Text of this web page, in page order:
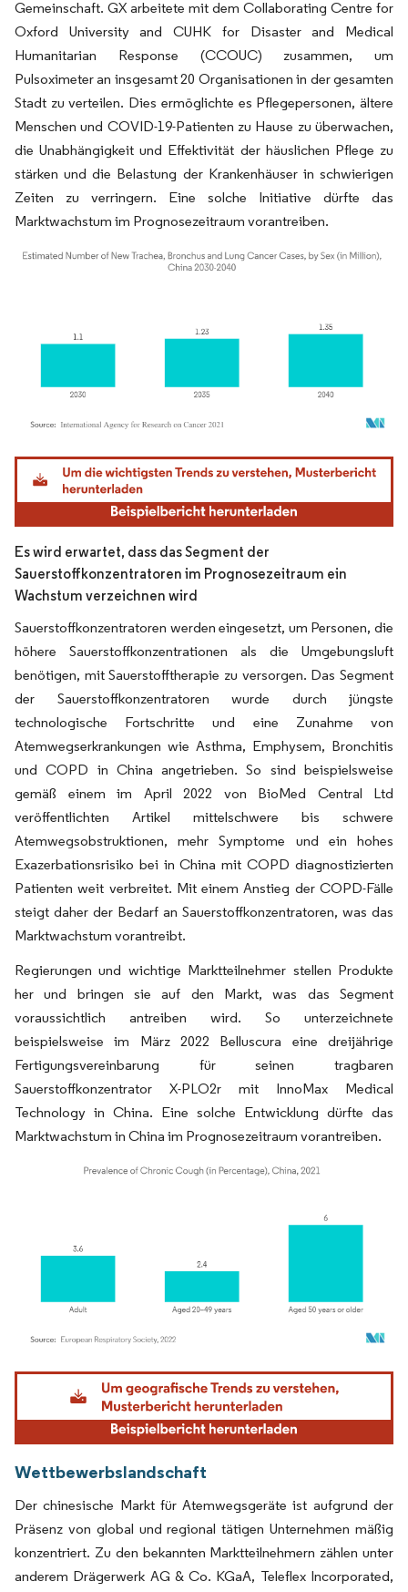
Gemeinschaft. GX arbeitete mit dem Collaborating Centre for
Oxford University and CUHK for Disaster and Medical
Humanitarian Response (CCOUC) zusammen, um
Pulsoximeter an insgesamt 20 Organisationen in der gesamten
Stadt zu verteilen. Dies ermöglichte es Pflegepersonen, ältere
Menschen und COVID-19-Patienten zu Hause zu überwachen,
die Unabhängigkeit und Effektivität der häuslichen Pflege zu
stärken und die Belastung der Krankenhäuser in schwierigen
Zeiten zu verringern. Eine solche Initiative dürfte das
Marktwachstum im Prognosezeitraum vorantreiben.
Bild © Mordor Intelligence. Wiederverwendung erfordert Namensnennung gemäß
Es wird erwartet, dass das Segment der
Sauerstoffkonzentratoren im Prognosezeitraum ein
Wachstum verzeichnen wird
Sauerstoffkonzentratoren werden eingesetzt, um Personen, die
höhere Sauerstoffkonzentrationen als die Umgebungsluft
benötigen, mit Sauerstofftherapie zu versorgen. Das Segment
der Sauerstoffkonzentratoren wurde durch jüngste
technologische Fortschritte und eine Zunahme von
Atemwegserkrankungen wie Asthma, Emphysem, Bronchitis
und COPD in China angetrieben. So sind beispielsweise
gemäß einem im April 2022 von BioMed Central Ltd
veröffentlichten Artikel mittelschwere bis schwere
Atemwegsobstruktionen, mehr Symptome und ein hohes
Exazerbationsrisiko bei in China mit COPD diagnostizierten
Patienten weit verbreitet. Mit einem Anstieg der COPD-Fälle
steigt daher der Bedarf an Sauerstoffkonzentratoren, was das
Marktwachstum vorantreibt.
Regierungen und wichtige Marktteilnehmer stellen Produkte
her und bringen sie auf den Markt, was das Segment
voraussichtlich antreiben wird. So unterzeichnete
beispielsweise im März 2022 Belluscura eine dreijährige
Fertigungsvereinbarung für seinen tragbaren
Sauerstoffkonzentrator X-PLO2r mit InnoMax Medical
Technology in China. Eine solche Entwicklung dürfte das
Marktwachstum in China im Prognosezeitraum vorantreiben.
Bild © Mordor Intelligence. Wiederverwendung erfordert Namensnennung gemäß
Wettbewerbslandschaft
Der chinesische Markt für Atemwegsgeräte ist aufgrund der
Präsenz von global und regional tätigen Unternehmen mäßig
konzentriert. Zu den bekannten Marktteilnehmern zählen unter
anderem Drägerwerk AG & Co. KGaA, Teleflex Incorporated,